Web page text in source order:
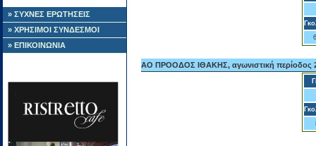
» ΣΥΧΝΕΣ ΕΡΩΤΗΣΕΙΣ
» ΧΡΗΣΙΜΟΙ ΣΥΝΔΕΣΜΟΙ
» ΕΠΙΚΟΙΝΩΝΙΑ
ΑΟ ΠΡΟΟΔΟΣ ΙΘΑΚΗΣ, αγωνιστική περίοδος